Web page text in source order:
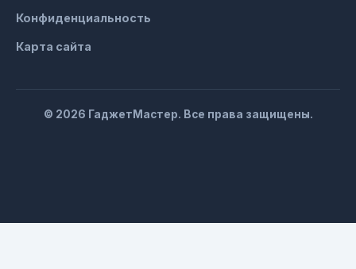
Конфиденциальность
Карта сайта
© 2026 ГаджетМастер. Все права защищены.